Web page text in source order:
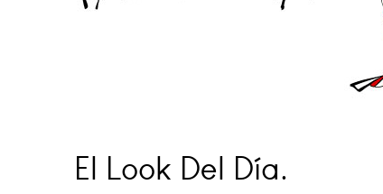
El Look Del Día.